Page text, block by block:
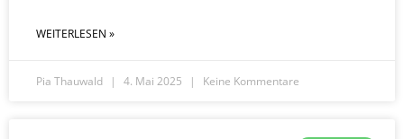
WEITERLESEN »
Pia Thauwald 4. Mai 2025 Keine Kommentare